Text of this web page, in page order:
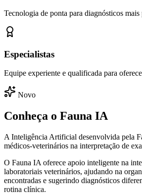
Tecnologia de ponta para diagnósticos mais
Especialistas
Equipe experiente e qualificada para
Novo
Conheça o Fauna IA
A Inteligência Artificial desenvolvida pela
médicos-veterinários na interpretação de
O Fauna IA oferece apoio inteligente na
laboratoriais veterinários, ajudando na
encontradas e sugerindo diagnósticos
rotina clínica.